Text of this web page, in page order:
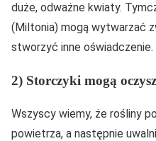
duże, odważne kwiaty.
(Miltonia) mogą wytwarzać
stworzyć inne oświadczenie.
2) Storczyki mogą
Wszyscy wiemy, że rośliny
powietrza, a następnie